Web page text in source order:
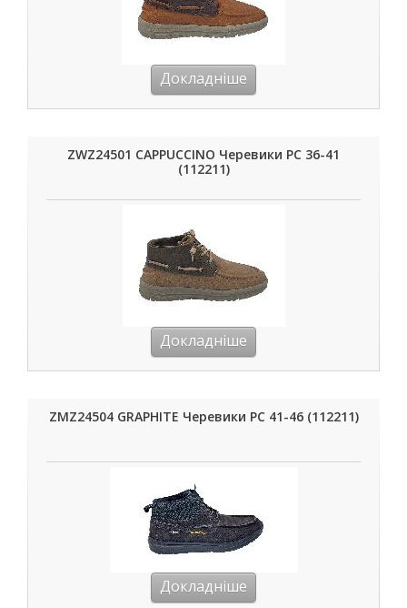
Докладніше
ZWZ24501 CAPPUCCINO Черевики РС 36-41
(112211)
Докладніше
ZMZ24504 GRAPHITE Черевики РС 41-46 (112211)
Докладніше